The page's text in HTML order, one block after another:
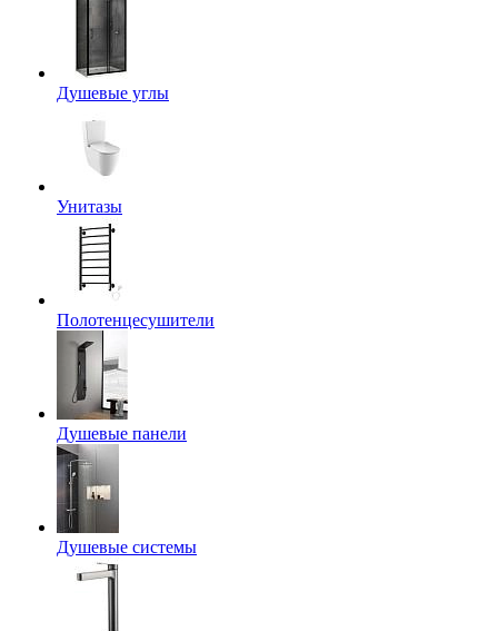
Душевые углы
Унитазы
Полотенцесушители
Душевые панели
Душевые системы